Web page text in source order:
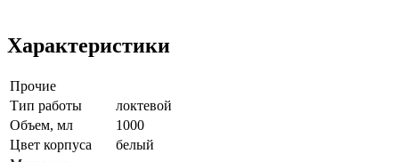
Характеристики
Прочие
Тип работы
локтевой
Объем, мл
1000
Цвет корпуса
белый